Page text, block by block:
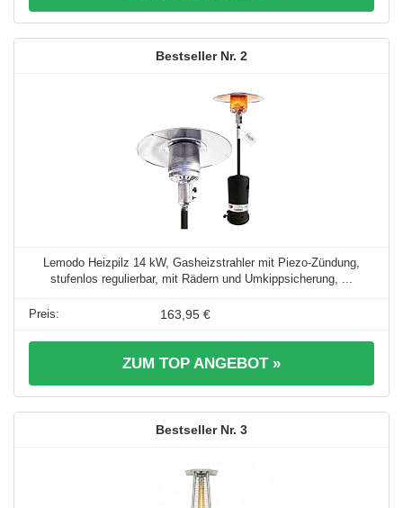
2
Lemodo Heizpilz 14 kW, Gasheizstrahler mit Piezo-Zündung,
stufenlos regulierbar, mit Rädern und Umkippsicherung, ...
163,95 €
ZUM TOP ANGEBOT »
3